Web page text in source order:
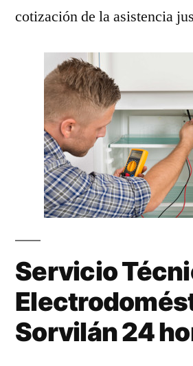
cotización de la asistencia
Servicio
Sorvilán 24